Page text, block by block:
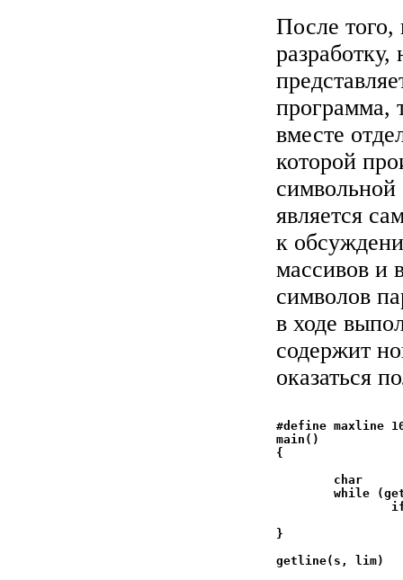
После того,
программа,
вместе
которой
символьной
является
к
массивов и
символов
в ходе
содержит
оказаться
#define maxline
main()
{				/* find all lines
	while (getline(line, maxline) > 0)
		if (index(line, "the") >= 0)
}
getline(s, lim)			/* get line into s,